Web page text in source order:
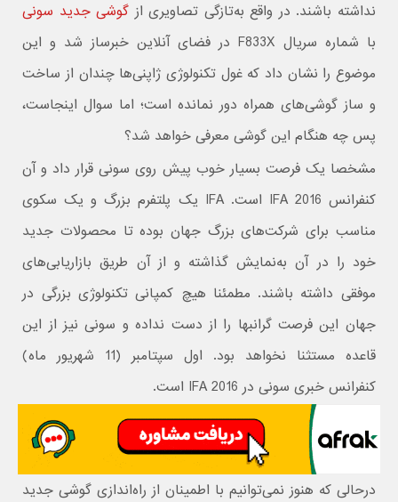
نداشته باشند. در واقع به‌تازگی تصاویری از گوشی جدید سونی
با شماره سریال F833X در فضای آنلاین خبرساز شد و این
موضوع را نشان داد که غول تکنولوژی ژاپنی‌ها چندان از ساخت
و ساز‌ گوشی‌های همراه دور نمانده است؛ اما سوال اینجاست،
پس چه هنگام این گوشی معرفی خواهد شد؟
مشخصا یک فرصت بسیار خوب پیش روی سونی قرار داد و آن
کنفرانس IFA 2016 است. IFA یک پلتفرم بزرگ و یک سکوی
مناسب برای شرکت‌های بزرگ جهان بوده تا محصولات جدید
خود را در آن به‌نمایش گذاشته و از آن طریق بازاریابی‌های
موفقی داشته باشند. مطمئنا هیچ کمپانی تکنولوژی بزرگی در
جهان این فرصت گرانبها را از دست نداده و سونی نیز از این
قاعده مستثنا نخواهد بود. اول سپتامبر (11 شهریور ماه)
کنفرانس خبری سونی در IFA 2016 است.
درحالی که هنوز نمی‌توانیم با اطمینان از راه‌اندازی گوشی جدید